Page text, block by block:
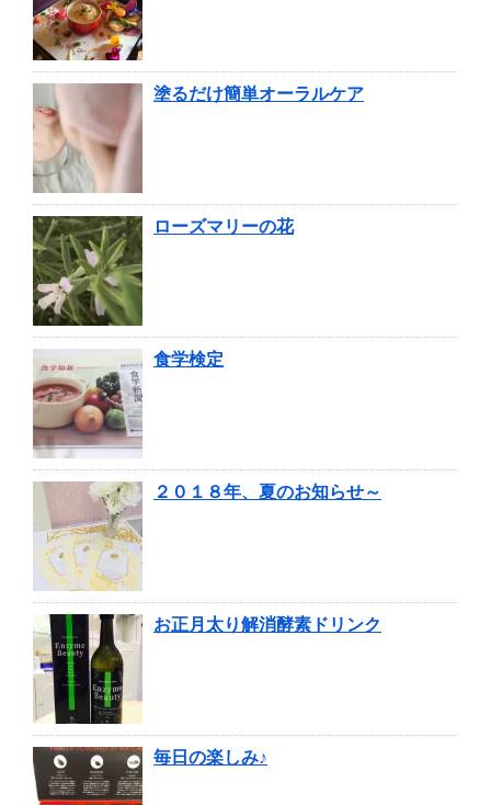
塗るだけ簡単オーラルケア
ローズマリーの花
食学検定
２０１８年、夏のお知らせ～
お正月太り解消酵素ドリンク
毎日の楽しみ♪